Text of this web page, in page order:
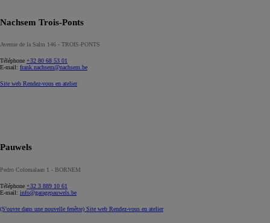
Nachsem Trois-Ponts
Avenue de la Salm 146 - TROIS-PONTS
Téléphone +32 80 68 53 01
E-mail: frank.nachsem@nachsem.be
Site web Rendez-vous en atelier
Pauwels
Pedro Colomalaan 1 - BORNEM
Téléphone +32 3 889 10 61
E-mail: info@garagepauwels.be
(S'ouvre dans une nouvelle fenêtre) Site web Rendez-vous en atelier